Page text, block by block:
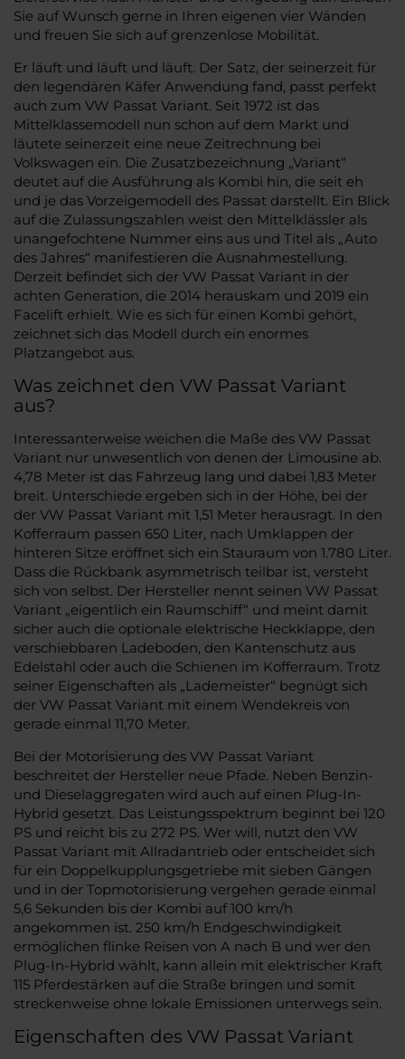
Sie auf Wunsch gerne in Ihren eigenen vier Wänden
und freuen Sie sich auf grenzenlose Mobilität.
Er läuft und läuft und läuft. Der Satz, der seinerzeit für
den legendären Käfer Anwendung fand, passt perfekt
auch zum VW Passat Variant. Seit 1972 ist das
Mittelklassemodell nun schon auf dem Markt und
läutete seinerzeit eine neue Zeitrechnung bei
Volkswagen ein. Die Zusatzbezeichnung „Variant“
deutet auf die Ausführung als Kombi hin, die seit eh
und je das Vorzeigemodell des Passat darstellt. Ein Blick
auf die Zulassungszahlen weist den Mittelklässler als
unangefochtene Nummer eins aus und Titel als „Auto
des Jahres“ manifestieren die Ausnahmestellung.
Derzeit befindet sich der VW Passat Variant in der
achten Generation, die 2014 herauskam und 2019 ein
Facelift erhielt. Wie es sich für einen Kombi gehört,
zeichnet sich das Modell durch ein enormes
Platzangebot aus.
Was zeichnet den VW Passat Variant
aus?
Interessanterweise weichen die Maße des VW Passat
Variant nur unwesentlich von denen der Limousine ab.
4,78 Meter ist das Fahrzeug lang und dabei 1,83 Meter
breit. Unterschiede ergeben sich in der Höhe, bei der
der VW Passat Variant mit 1,51 Meter herausragt. In den
Kofferraum passen 650 Liter, nach Umklappen der
hinteren Sitze eröffnet sich ein Stauraum von 1.780 Liter.
Dass die Rückbank asymmetrisch teilbar ist, versteht
sich von selbst. Der Hersteller nennt seinen VW Passat
Variant „eigentlich ein Raumschiff“ und meint damit
sicher auch die optionale elektrische Heckklappe, den
verschiebbaren Ladeboden, den Kantenschutz aus
Edelstahl oder auch die Schienen im Kofferraum. Trotz
seiner Eigenschaften als „Lademeister“ begnügt sich
der VW Passat Variant mit einem Wendekreis von
gerade einmal 11,70 Meter.
Bei der Motorisierung des VW Passat Variant
beschreitet der Hersteller neue Pfade. Neben Benzin-
und Dieselaggregaten wird auch auf einen Plug-In-
Hybrid gesetzt. Das Leistungsspektrum beginnt bei 120
PS und reicht bis zu 272 PS. Wer will, nutzt den VW
Passat Variant mit Allradantrieb oder entscheidet sich
für ein Doppelkupplungsgetriebe mit sieben Gängen
und in der Topmotorisierung vergehen gerade einmal
5,6 Sekunden bis der Kombi auf 100 km/h
angekommen ist. 250 km/h Endgeschwindigkeit
ermöglichen flinke Reisen von A nach B und wer den
Plug-In-Hybrid wählt, kann allein mit elektrischer Kraft
115 Pferdestärken auf die Straße bringen und somit
streckenweise ohne lokale Emissionen unterwegs sein.
Eigenschaften des VW Passat Variant